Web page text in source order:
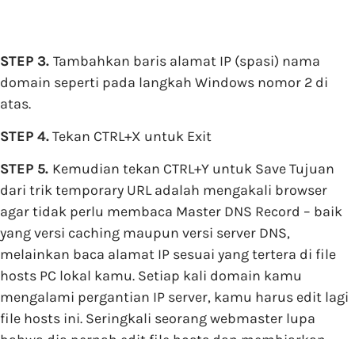
STEP 3. Tambahkan baris alamat IP (spasi) nama
domain seperti pada langkah Windows nomor 2 di
atas.
STEP 4.Tekan CTRL+X untuk Exit
STEP 5. Kemudian tekan CTRL+Y untuk Save Tujuan
dari trik temporary URL adalah mengakali browser
agar tidak perlu membaca Master DNS Record – baik
yang versi caching maupun versi server DNS,
melainkan baca alamat IP sesuai yang tertera di file
hosts PC lokal kamu. Setiap kali domain kamu
mengalami pergantian IP server, kamu harus edit lagi
file hosts ini. Seringkali seorang webmaster lupa